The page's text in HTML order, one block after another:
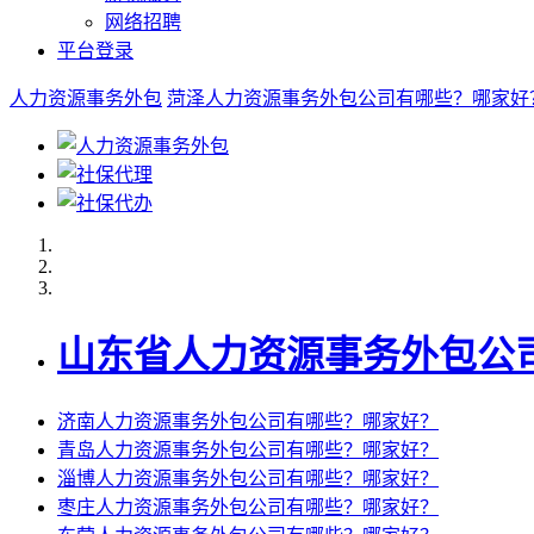
网络招聘
平台登录
人力资源事务外包 菏泽人力资源事务外包公司有哪些？哪家好
山东省人力资源事务外包公
济南人力资源事务外包公司有哪些？哪家好？
青岛人力资源事务外包公司有哪些？哪家好？
淄博人力资源事务外包公司有哪些？哪家好？
枣庄人力资源事务外包公司有哪些？哪家好？